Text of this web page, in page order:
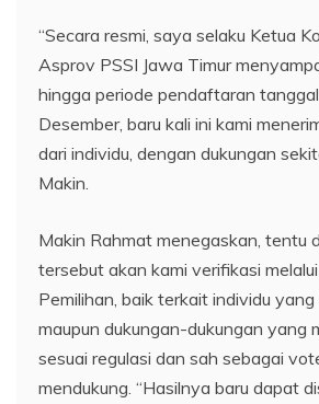
“Secara resmi, saya selaku Ketua
Asprov PSSI Jawa Timur
hingga periode pendaftaran
Desember, baru kali ini kami
dari individu, dengan dukungan
Makin.
Makin Rahmat menegaskan, tentu
tersebut akan kami verifikasi
Pemilihan, baik terkait individu
maupun dukungan-dukungan yang
sesuai regulasi dan sah sebagai
mendukung. “Hasilnya baru dapat